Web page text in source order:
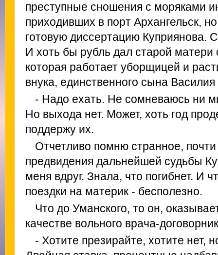
преступные сношения с моряками
приходивших в порт Архангельск,
готовую диссертацию Куприянова.
И хоть бы рубль дал старой матери
которая работает уборщицей и
внука, единственного сына
- Надо ехать. Не сомневаюсь ни
Но выхода нет. Может, хоть год
поддержу их.
Отчетливо помню странное,
предвидения дальнейшей судьбы
меня вдруг. Знала, что погибнет. И
поездки на материк - бесполезно.
Что до Уманского, то он,
качестве вольного врача-
- Хотите презирайте, хотите нет,